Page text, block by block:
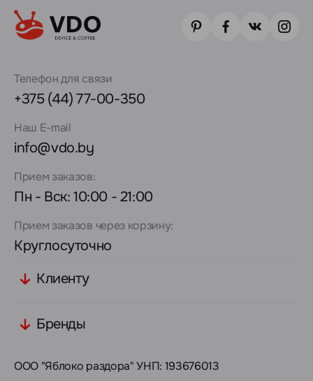
Телефон для связи
+375 (44) 77-00-350
Наш E-mail
info@vdo.by
Прием заказов:
Пн - Вск: 10:00 - 21:00
Прием заказов через корзину:
Круглосуточно
Клиенту
Бренды
ООО "Яблоко раздора" УНП: 193676013